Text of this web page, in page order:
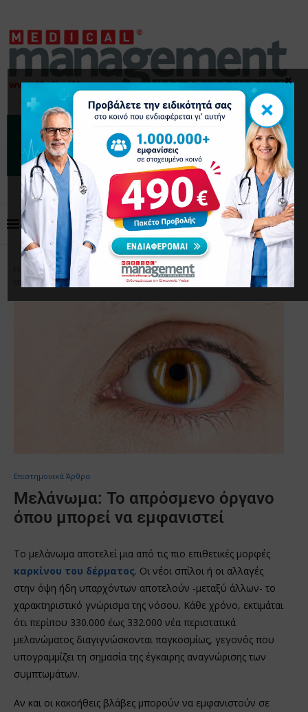
Home Επιστημονικά Άρθρα
Μελάνωμα: Το
απρόσμενο όργανο όπου μπορεί να εμφανιστεί
Επιστημονικά Άρθρα
Μελάνωμα: Το απρόσμενο όργανο
όπου μπορεί να εμφανιστεί
Το μελάνωμα αποτελεί μια από τις πιο επιθετικές μορφές
καρκίνου του δέρματος. Οι νέοι σπίλοι ή οι αλλαγές
στην όψη ήδη υπαρχόντων αποτελούν -μεταξύ άλλων- το
χαρακτηριστικό γνώρισμα της νόσου. Κάθε χρόνο, εκτιμάται
ότι περίπου 330.000 έως 332.000 νέα περιστατικά
μελανώματος διαγιγνώσκονται παγκοσμίως, γεγονός που
υπογραμμίζει τη σημασία της έγκαιρης αναγνώρισης των
συμπτωμάτων.
Αν και οι κακοήθεις βλάβες μπορούν να εμφανιστούν σε
×
×